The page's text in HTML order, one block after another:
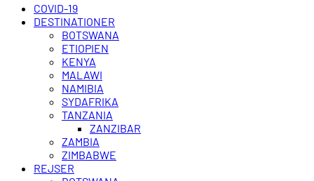
COVID-19
DESTINATIONER
BOTSWANA
ETIOPIEN
KENYA
MALAWI
NAMIBIA
SYDAFRIKA
TANZANIA
ZANZIBAR
ZAMBIA
ZIMBABWE
REJSER